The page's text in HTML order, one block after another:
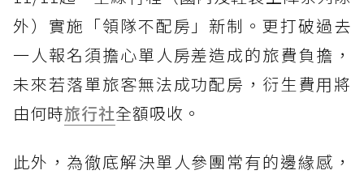
外）實施「領隊不配房」新制。更打破過去
一人報名須擔心單人房差造成的旅費負擔，
未來若落單旅客無法成功配房，衍生費用將
由何時旅行社全額吸收。
此外，為徹底解決單人參團常有的邊緣感，